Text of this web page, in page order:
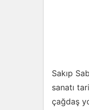
Sakıp
sanatı
çağdaş